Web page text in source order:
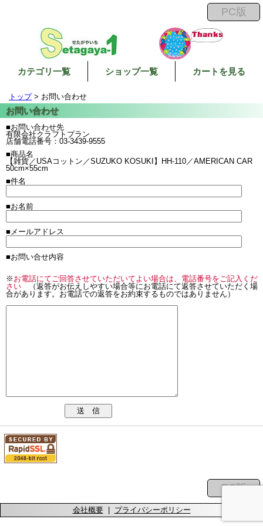
カテゴリ一覧 ショップ一覧 カートを見る
トップ> お問い合わせ
■お問い合わせ先
有限会社クラフトプラン
店舗電話番号：03-3439-9555
■商品名
【雑貨／USAコットン／SUZUKO KOSUKI】HH-110／AMERICAN CAR
50cm×55cm
■件名
■お名前
■メールアドレス
■お問い合せ内容
※ お電話にてご回答させていただいてよい場合は、電話番号をご記入くだ
さい （返答がお伝えしやすい場合等にお電話にて返答させていただく場
合があります。お電話での返答をお約束するものではありません）
送 信
会社概要| プライバシーポリシー